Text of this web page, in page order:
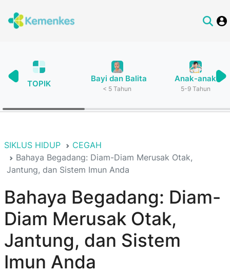
TOPIK
Bayi dan Balita
< 5 Tahun
Anak-anak
5-9 Tahun
SIKLUS HIDUP
CEGAH
Bahaya Begadang: Diam-Diam Merusak Otak,
Jantung, dan Sistem Imun Anda
Bahaya Begadang: Diam-
Diam Merusak Otak,
Jantung, dan Sistem
Imun Anda